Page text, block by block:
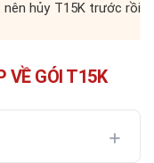
nên hủy T15K trước rồi
VỀ GÓI T15K